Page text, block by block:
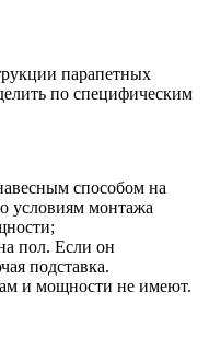
парапетных
по специфическим
способом на
условиям монтажа
пол. Если он
подставка.
и мощности не имеют.